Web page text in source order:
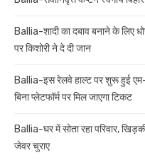
Ballia-शादी का दबाव बनाने के लिए
पर किशोरी ने दे दी जान
Ballia-इस रेलवे हाल्ट पर शुरू हुई
बिना प्लेटफॉर्म पर मिल जाएगा टिकट
Ballia-घर में सोता रहा परिवार,
जेवर चुराए